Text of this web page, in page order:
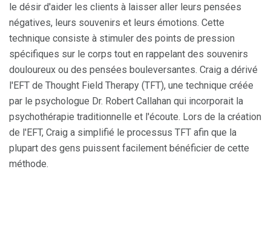
le désir d'aider les clients à laisser aller leurs pensées
négatives, leurs souvenirs et leurs émotions. Cette
technique consiste à stimuler des points de pression
spécifiques sur le corps tout en rappelant des souvenirs
douloureux ou des pensées bouleversantes. Craig a dérivé
l'EFT de Thought Field Therapy (TFT), une technique créée
par le psychologue Dr. Robert Callahan qui incorporait la
psychothérapie traditionnelle et l'écoute. Lors de la création
de l'EFT, Craig a simplifié le processus TFT afin que la
plupart des gens puissent facilement bénéficier de cette
méthode.